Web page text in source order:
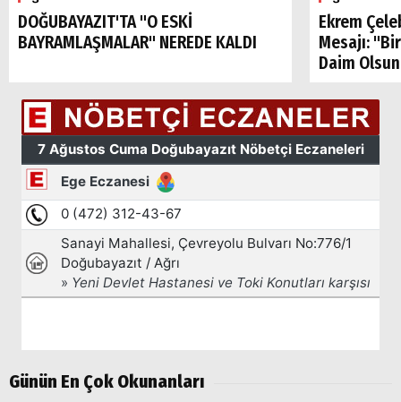
DOĞUBAYAZIT'TA "O ESKİ
BAYRAMLAŞMALAR" NEREDE KALDI
Ekrem
Mesajı:
Daim
Günün En Çok Okunanları